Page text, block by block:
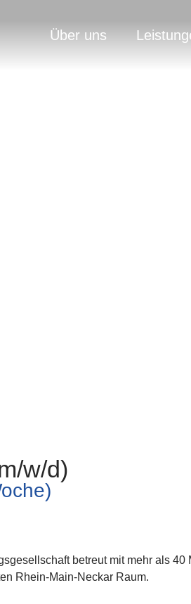
Über uns
w/d)
betreut mit mehr als 40
Rhein-Main-Neckar Raum.